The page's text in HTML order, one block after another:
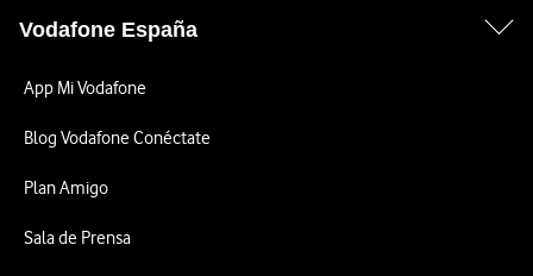
Vodafone España
App Mi Vodafone
Blog Vodafone Conéctate
Plan Amigo
Sala de Prensa